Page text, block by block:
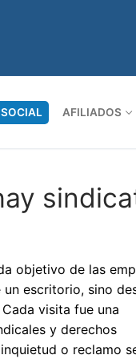
AFILIADOS
objetivo de las
escritorio, sino
visita fue una
y derechos
o reclamo